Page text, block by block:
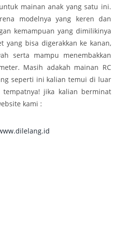
mainan anak yang satu ini.
modelnya yang keren dan
kemampuan yang dimilikinya
yang bisa digerakkan ke kanan,
serta mampu menembakkan
Masih adakah mainan RC
seperti ini kalian temui di luar
tempatnya! jika kalian berminat
kami :